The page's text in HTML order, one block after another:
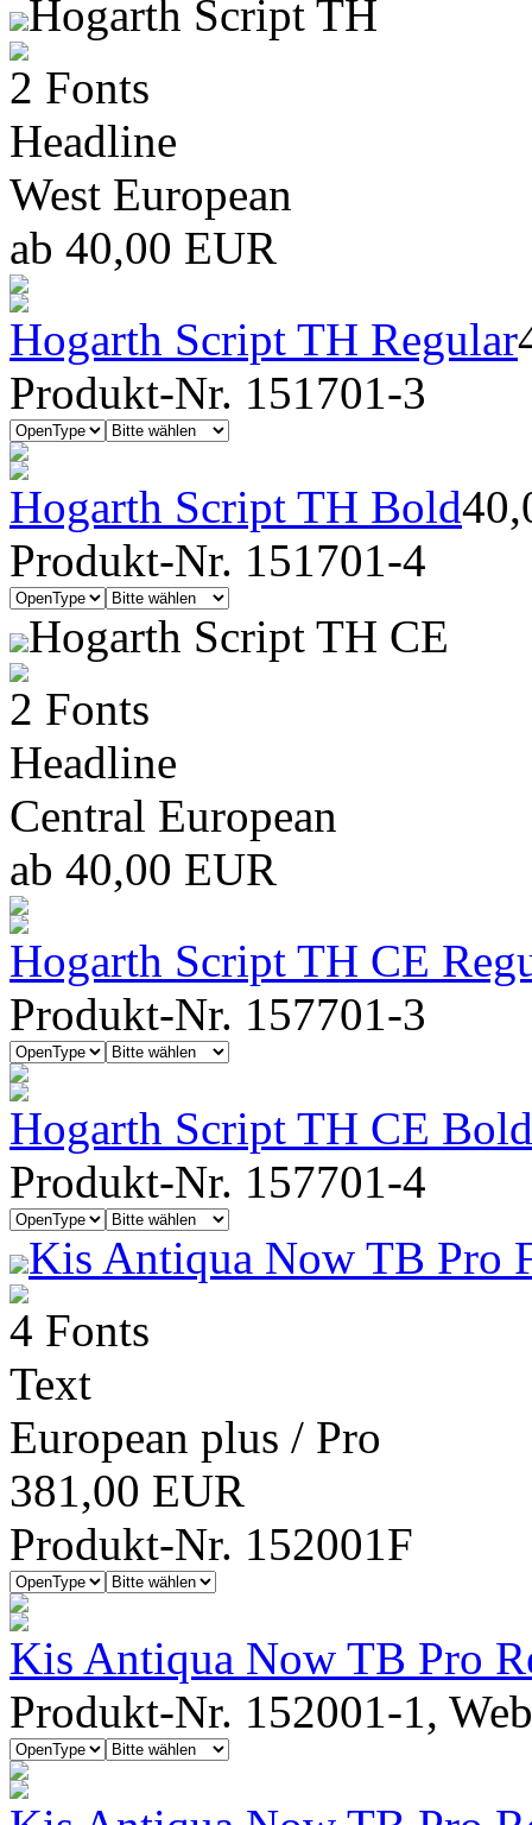
Hogarth Script TH
2 Fonts
Headline
West European
ab 40,00 EUR
Hogarth Script TH Regular
Produkt-Nr. 151701-3
Hogarth Script TH Bold
Produkt-Nr. 151701-4
Hogarth Script TH CE
2 Fonts
Headline
Central European
ab 40,00 EUR
Hogarth Script TH CE
Produkt-Nr. 157701-3
Hogarth Script TH CE Bold
Produkt-Nr. 157701-4
Kis Antiqua Now TB Pro
4 Fonts
Text
European plus / Pro
381,00 EUR
Produkt-Nr. 152001F
Kis Antiqua Now TB Pro
Produkt-Nr. 152001-1,